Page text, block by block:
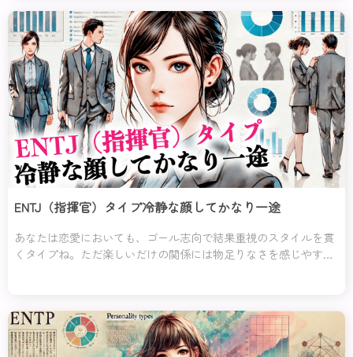
ENTJ（指揮官）タイプ冷静な顔してかなり一途
あなたは恋愛においても、ゴール志向で結果重視のスタイルを貫
くタイプね。ただ楽しいだけの関係には物足りなさを感じやす